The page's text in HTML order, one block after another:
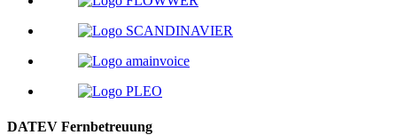
DATEV Fernbetreuung